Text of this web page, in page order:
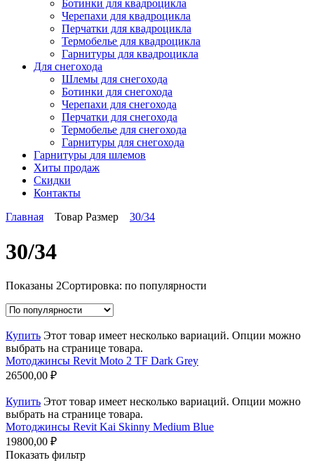
Ботинки для квадроцикла
Черепахи для квадроцикла
Перчатки для квадроцикла
Термобелье для квадроцикла
Гарнитуры для квадроцикла
Для снегохода
Шлемы для снегохода
Ботинки для снегохода
Черепахи для снегохода
Перчатки для снегохода
Термобелье для снегохода
Гарнитуры для снегохода
Гарнитуры для шлемов
Хиты продаж
Скидки
Контакты
Главная
Товар Размер 30/34
30/34
Показаны 2Сортировка: по популярности
Купить Этот товар имеет несколько вариаций. Опции можно
выбрать на странице товара.
Мотоджинсы Revit Moto 2 TF Dark Grey
26500,00 ₽
Купить Этот товар имеет несколько вариаций. Опции можно
выбрать на странице товара.
Мотоджинсы Revit Kai Skinny Medium Blue
19800,00 ₽
Показать фильтр